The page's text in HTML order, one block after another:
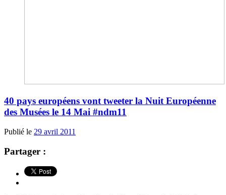
40 pays européens vont tweeter la Nuit Européenne
des Musées le 14 Mai #ndm11
Publié le 29 avril 2011
Partager :